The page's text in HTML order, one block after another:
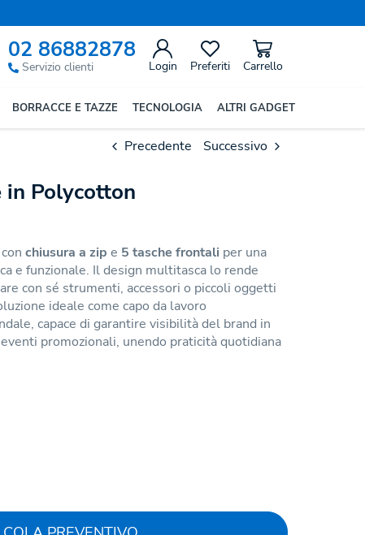
02 86882878
Servizio clienti Login Preferiti Carrello
BORRACCE E TAZZE TECNOLOGIA ALTRI GADGET
Precedente Successivo
in Polycotton
con chiusura a zip e 5 tasche frontali per una
e funzionale. Il design multitasca lo rende
con sé strumenti, accessori o piccoli oggetti
ideale come capo da lavoro
capace di garantire visibilità del brand in
promozionali, unendo praticità quotidiana